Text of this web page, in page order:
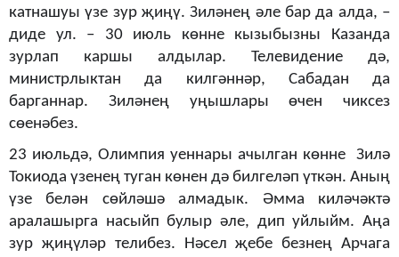
катнашуы үзе зур җиңү. Зиләнең әле бар да алда, –
диде ул. – 30 июль көнне кызыбызны Казанда
зурлап каршы алдылар. Телевидение дә,
министрлыктан да килгәннәр, Сабадан да
барганнар. Зиләнең уңышлары өчен чиксез
сөенәбез.
23 июльдә, Олимпия уеннары ачылган көнне Зилә
Токиода үзенең туган көнен дә билгеләп үткән. Аның
үзе белән сөйләшә алмадык. Әмма киләчәктә
аралашырга насыйп булыр әле, дип уйлыйм. Аңа
зур җиңүләр телибез. Нәсел җебе безнең Арчага